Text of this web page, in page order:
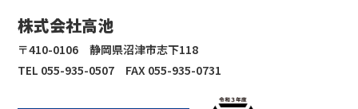
株式会社高池
〒410-0106 静岡県沼津市志下118
TEL 055-935-0507 FAX 055-935-0731